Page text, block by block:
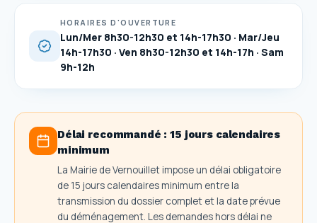
HORAIRES D'OUVERTURE
Lun/Mer 8h30-12h30 et 14h-17h30 · Mar/Jeu
14h-17h30 · Ven 8h30-12h30 et 14h-17h · Sam
9h-12h
Délai recommandé :15 jours calendaires
minimum
La Mairie de Vernouillet impose un délai obligatoire
de 15 jours calendaires minimum entre la
transmission du dossier complet et la date prévue
du déménagement. Les demandes hors délai ne